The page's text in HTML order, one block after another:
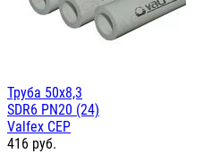
Труба 50х8,3
SDR6 PN20 (24)
Valfex СЕР
416 руб.